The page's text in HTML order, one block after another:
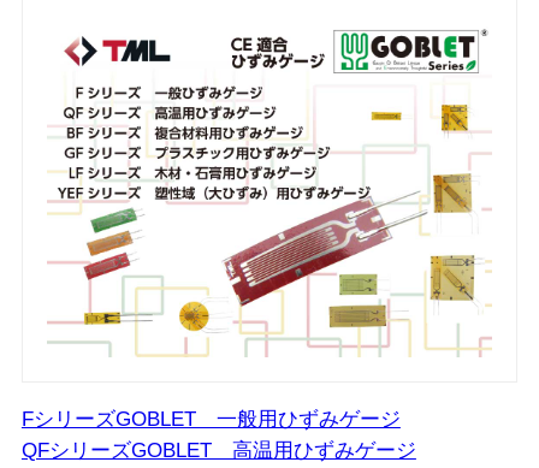
FシリーズGOBLET 一般用ひずみゲージ
QFシリーズGOBLET 高温用ひずみゲージ